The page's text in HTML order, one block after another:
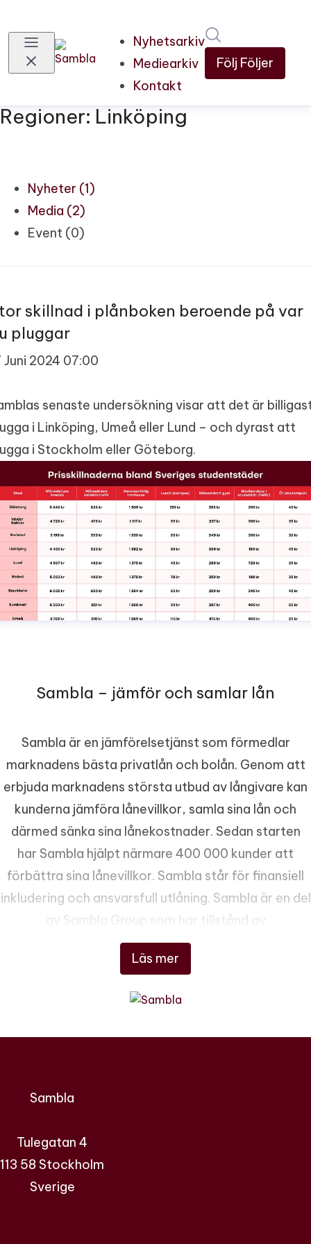
Nyhetsarkiv
Mediearkiv
Kontakt
Följ Följer
Regioner: Linköping
Nyheter (1)
Media (2)
Event (0)
skillnad i plånboken beroende på var
pluggar
Juni 2024 07:00
senaste undersökning visar att det är
i Linköping, Umeå eller Lund – och dyrast att
i Stockholm eller Göteborg.
Sambla – jämför och samlar lån
Läs mer
Sambla är en jämförelsetjänst som förmedlar
marknadens bästa privatlån och bolån. Genom att
erbjuda marknadens största utbud av långivare kan
kunderna jämföra lånevillkor, samla sina lån och
därmed sänka sina lånekostnader. Sedan starten
har Sambla hjälpt närmare 400 000 kunder att
förbättra sina lånevillkor. Sambla står för finansiell
inkludering och ansvarsfull utlåning. Sambla är en del
av Sambla Group som har tillstånd av
Finansinspektionen att bedriva
konsumentkreditförmedling och
Sambla
Tulegatan 4
113 58 Stockholm
Sverige